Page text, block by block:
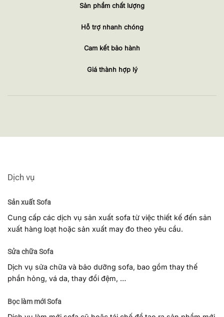
Sản phẩm chất lượng
Hỗ trợ nhanh chóng
Cam kết bảo hành
Giá thành hợp lý
Dịch vụ
Sản xuất Sofa
Cung cấp các dịch vụ sản xuất sofa từ việc thiết kế đến sản
xuất hàng loạt hoặc sản xuất may đo theo yêu cầu.
Sửa chữa Sofa
Dịch vụ sửa chữa và bảo dưỡng sofa, bao gồm thay thế
phần hỏng, vá da, thay đổi đệm, …
Bọc làm mới Sofa